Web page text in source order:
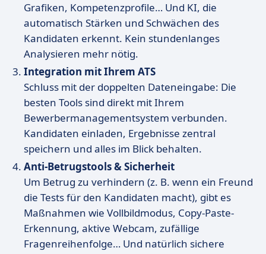
Grafiken, Kompetenzprofile… Und KI, die
automatisch Stärken und Schwächen des
Kandidaten erkennt. Kein stundenlanges
Analysieren mehr nötig.
Integration mit Ihrem ATS
Schluss mit der doppelten Dateneingabe: Die
besten Tools sind direkt mit Ihrem
Bewerbermanagementsystem verbunden.
Kandidaten einladen, Ergebnisse zentral
speichern und alles im Blick behalten.
Anti-Betrugstools & Sicherheit
Um Betrug zu verhindern (z. B. wenn ein Freund
die Tests für den Kandidaten macht), gibt es
Maßnahmen wie Vollbildmodus, Copy-Paste-
Erkennung, aktive Webcam, zufällige
Fragenreihenfolge… Und natürlich sichere